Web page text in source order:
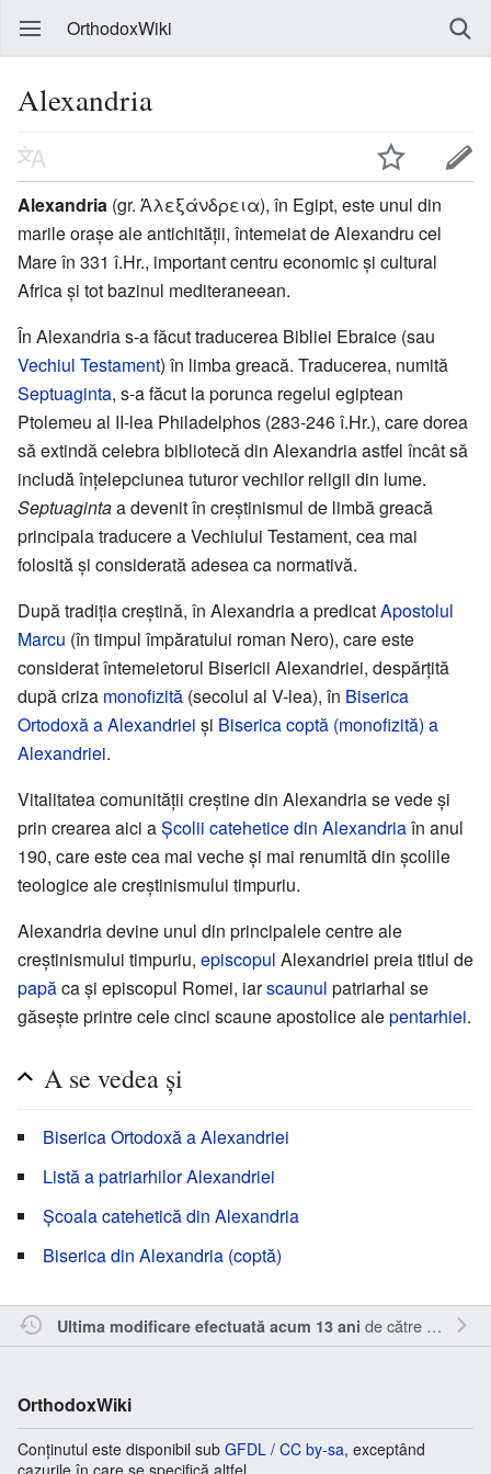
OrthodoxWiki
Alexandria
Alexandria (gr. Ἀλεξάνδρεια), în Egipt, este unul din
marile orașe ale antichității, întemeiat de Alexandru cel
Mare în 331 î.Hr., important centru economic și cultural
Africa și tot bazinul mediteraneean.
În Alexandria s-a făcut traducerea Bibliei Ebraice (sau
Vechiul Testament) în limba greacă. Traducerea, numită
Septuaginta, s-a făcut la porunca regelui egiptean
Ptolemeu al II-lea Philadelphos (283-246 î.Hr.), care dorea
să extindă celebra bibliotecă din Alexandria astfel încât să
includă înţelepciunea tuturor vechilor religii din lume.
Septuagintaa devenit în creștinismul de limbă greacă
principala traducere a Vechiului Testament, cea mai
folosită și considerată adesea ca normativă.
După tradiția creștină, în Alexandria a predicatApostolul
Marcu (în timpul împăratului roman Nero), care este
considerat întemeietorul Bisericii Alexandriei, despărțită
după criza monofizită (secolul al V-lea), în Biserica
Ortodoxă a Alexandriei și Biserica coptă (monofizită) a
Alexandriei.
Vitalitatea comunității creștine din Alexandria se vede și
prin crearea aici aȘcolii catehetice din Alexandriaîn anul
190, care este cea mai veche și mai renumită din școlile
teologice ale creștinismului timpuriu.
Alexandria devine unul din principalele centre ale
creștinismului timpuriu, episcopul Alexandriei preia titlul de
papăca și episcopul Romei, iarscaunul patriarhal se
găsește printre cele cinci scaune apostolice alepentarhiei.
A se vedea și
Biserica Ortodoxă a Alexandriei
Listă a patriarhilor Alexandriei
Şcoala catehetică din Alexandria
Biserica din Alexandria (coptă)
Ultima modificare efectuată acum 13 ani de către Inistea
OrthodoxWiki
Conținutul este disponibil sub GFDL / CC by-sa, exceptând
cazurile în care se specifică altfel.